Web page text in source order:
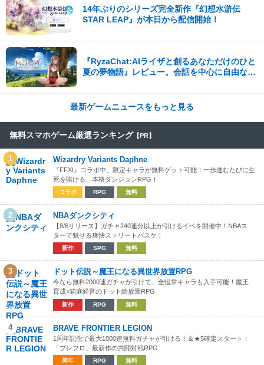
14年ぶりのシリーズ完全新作『幻想水滸伝
STAR LEAP』が本日から配信開始！
『RyzaChat:AIライザと創るあなただけのひと
夏の夢物語』レビュー。会話を中心に自由な冒
最新ゲームニュースをもっと見る
無料スマホゲーム厳選ランキング 【PR】
1 Wizardry Variants Daphne
『FFXI』コラボ中、限定キャラが無料ゲット可能！一歩進むたびに生
死を賭ける、本格ダンジョンRPG！
コラボ RPG 無料
2 NBAダンクシティ
【8/6リリース】ガチャ240連分以上が引けるイベを開催中！NBAス
ターで魅せる爽快ストリートバスケ！
新作 SPG 無料
3 ドット伝説～魔王になる異世界放置RPG
今なら無料2000連ガチャが引けて、全恒常キャラも入手可能！魔王
育成×箱庭経営のドット絵放置RPG
新作 RPG 無料
4 BRAVE FRONTIER LEGION
1周年記念で最大1000連無料ガチャが引ける！＆★5確定スタート！
「ブレフロ」最新作の共闘対戦RPG
周年 RPG 無料